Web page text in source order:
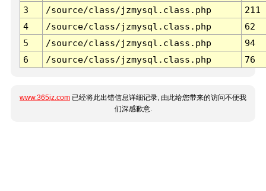
3 /source/class/jzmysql.class.php
211
4
/source/class/jzmysql.class.php
62
5
/source/class/jzmysql.class.php
94
6
/source/class/jzmysql.class.php 76
www.365jz.com 已经将此出错信息详细记录, 由此给您带来的访问不便我
们深感歉意.